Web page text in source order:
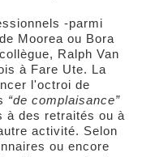
-parmi
Moorea ou Bora
Ralph Van
à Fare Ute. La
l'octroi de
“de complaisance”
à des retraités ou à
activité. Selon
ou encore